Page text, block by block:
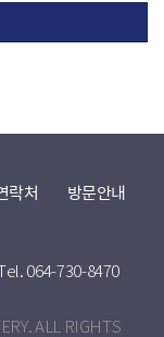
락처
방문안내
064-730-8470
ALL RIGHTS